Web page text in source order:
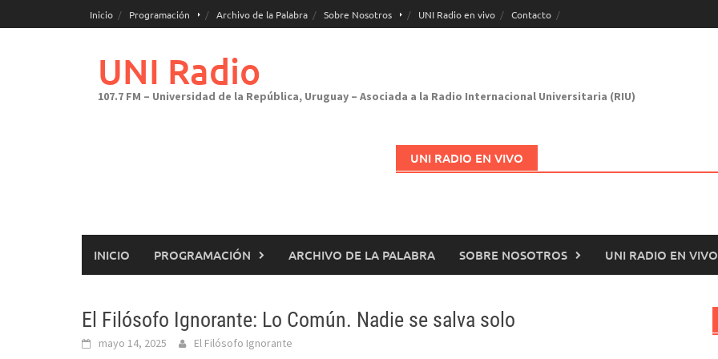
al
Inicio Programación Archivo de la Palabra Sobre Nosotros UNI Radio en vivo Contacto
UNI Radio
107.7 FM – Universidad de la República, Uruguay – Asociada a la Radio Internacional Universitaria (RIU)
UNI RADIO EN VIVO
INICIO PROGRAMACIÓN ARCHIVO DE LA PALABRA SOBRE NOSOTROS UNI RADIO EN VIVO
El Filósofo Ignorante: Lo Común. Nadie se salva solo
mayo 14, 2025 El Filósofo Ignorante